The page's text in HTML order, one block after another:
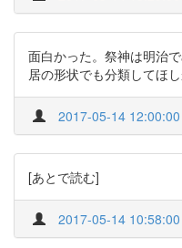
面白かった。祭神は明治
居の形状でも分類してほし
2017-05-14 12:00:00
[あとで読む]
2017-05-14 10:58:00